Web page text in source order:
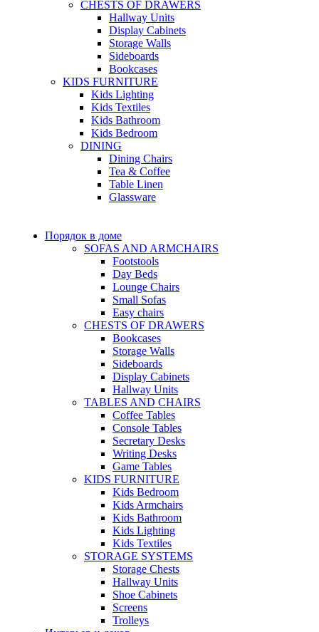
CHESTS OF DRAWERS
Hallway Units
Display Cabinets
Storage Walls
Sideboards
Bookcases
KIDS FURNITURE
Kids Lighting
Kids Textiles
Kids Bathroom
Kids Bedroom
DINING
Dining Chairs
Tea & Coffee
Table Linen
Glassware
Порядок в доме
SOFAS AND ARMCHAIRS
Footstools
Day Beds
Lounge Chairs
Small Sofas
Easy chairs
CHESTS OF DRAWERS
Bookcases
Storage Walls
Sideboards
Display Cabinets
Hallway Units
TABLES AND CHAIRS
Coffee Tables
Console Tables
Secretary Desks
Writing Desks
Game Tables
KIDS FURNITURE
Kids Bedroom
Kids Armchairs
Kids Bathroom
Kids Lighting
Kids Textiles
STORAGE SYSTEMS
Storage Chests
Hallway Units
Shoe Cabinets
Screens
Trolleys